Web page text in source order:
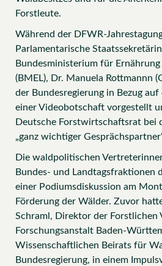
Forstleute.
Während der DFWR-
Parlamentarische
Bundesministerium für
(BMEL), Dr. Manuela Rottmannn
der Bundesregierung in Bezug
einer Videobotschaft vorgestellt
Deutsche Forstwirtschaftsrat bei
„ganz wichtiger
Die waldpolitischen
Bundes- und Landtagsfraktionen
einer Podiumsdiskussion am
Förderung der Wälder. Zuvor
Schraml, Direktor der Forstlichen
Forschungsanstalt Baden-
Wissenschaftlichen Beirats für
Bundesregierung, in einem